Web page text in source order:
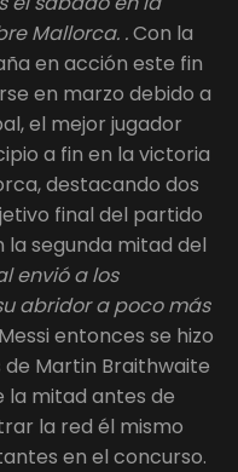
Mallorca. .Con la
en acción este fin
en marzo debido a
el mejor jugador
a fin en la victoria
destacando dos
final del partido
segunda mitad del
envió a los
abridor a poco más
Messi entonces se hizo
Martin Braithwaite
la mitad antes de
la red él mismo
en el concurso.